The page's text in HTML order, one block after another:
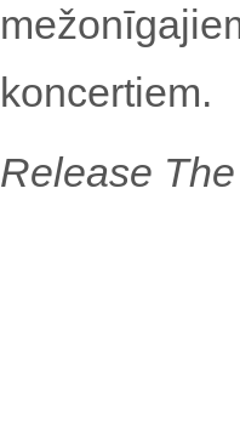
koncertiem.
Release